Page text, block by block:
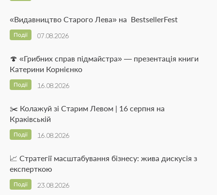
«Видавництво Старого Лева» на BestsellerFest
07.08.2026
Події
🍄 «Грибних справ підмайстра» — презентація книги
Катерини Корнієнко
16.08.2026
Події
✂️ Колажуй зі Старим Левом | 16 серпня на
Краківській
16.08.2026
Події
📈 Стратегії масштабування бізнесу: жива дискусія з
експерткою
23.08.2026
Події